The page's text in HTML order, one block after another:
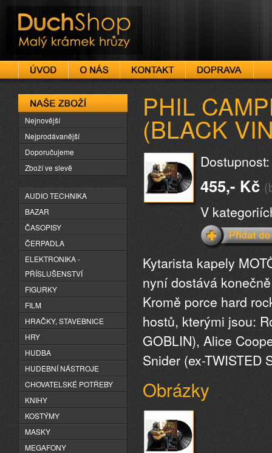
DuchShop
PHIL
(BLACK
455,- Kč
V
Kytarista kapely
nyní dostává
Kromě porce hard
hostů, kterými jsou:
GOBLIN), Alice
Snider (ex-TWISTED
Obrázky
Naše zboží
Nejnovější
Nejprodávanější
Doporučujeme
Zboží ve slevě
AUDIO TECHNIKA
BAZAR
ČASOPISY
ČERPADLA
ELEKTRONIKA -
PŘÍSLUŠENSTVÍ
FIGURKY
FILM
HRAČKY, STAVEBNICE
HRY
HUDBA
HUDEBNÍ NÁSTROJE
CHOVATELSKÉ POTŘEBY
KNIHY
KOSTÝMY
MASKY
MEGAFONY